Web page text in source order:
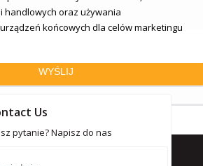
handlowych oraz używania
końcowych dla celów marketingu
Us
pytanie? Napisz do nas